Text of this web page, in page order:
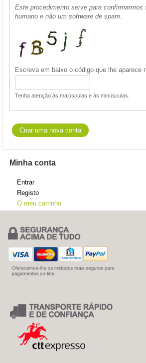
Este procedimento serve para confirmarmos
humano e não um software de spam.
Escreva em baixo o código que lhe aparece
Tenha atenção às maiúsculas e às minúsculas.
Minha conta
Entrar
Registo
O meu carrinho